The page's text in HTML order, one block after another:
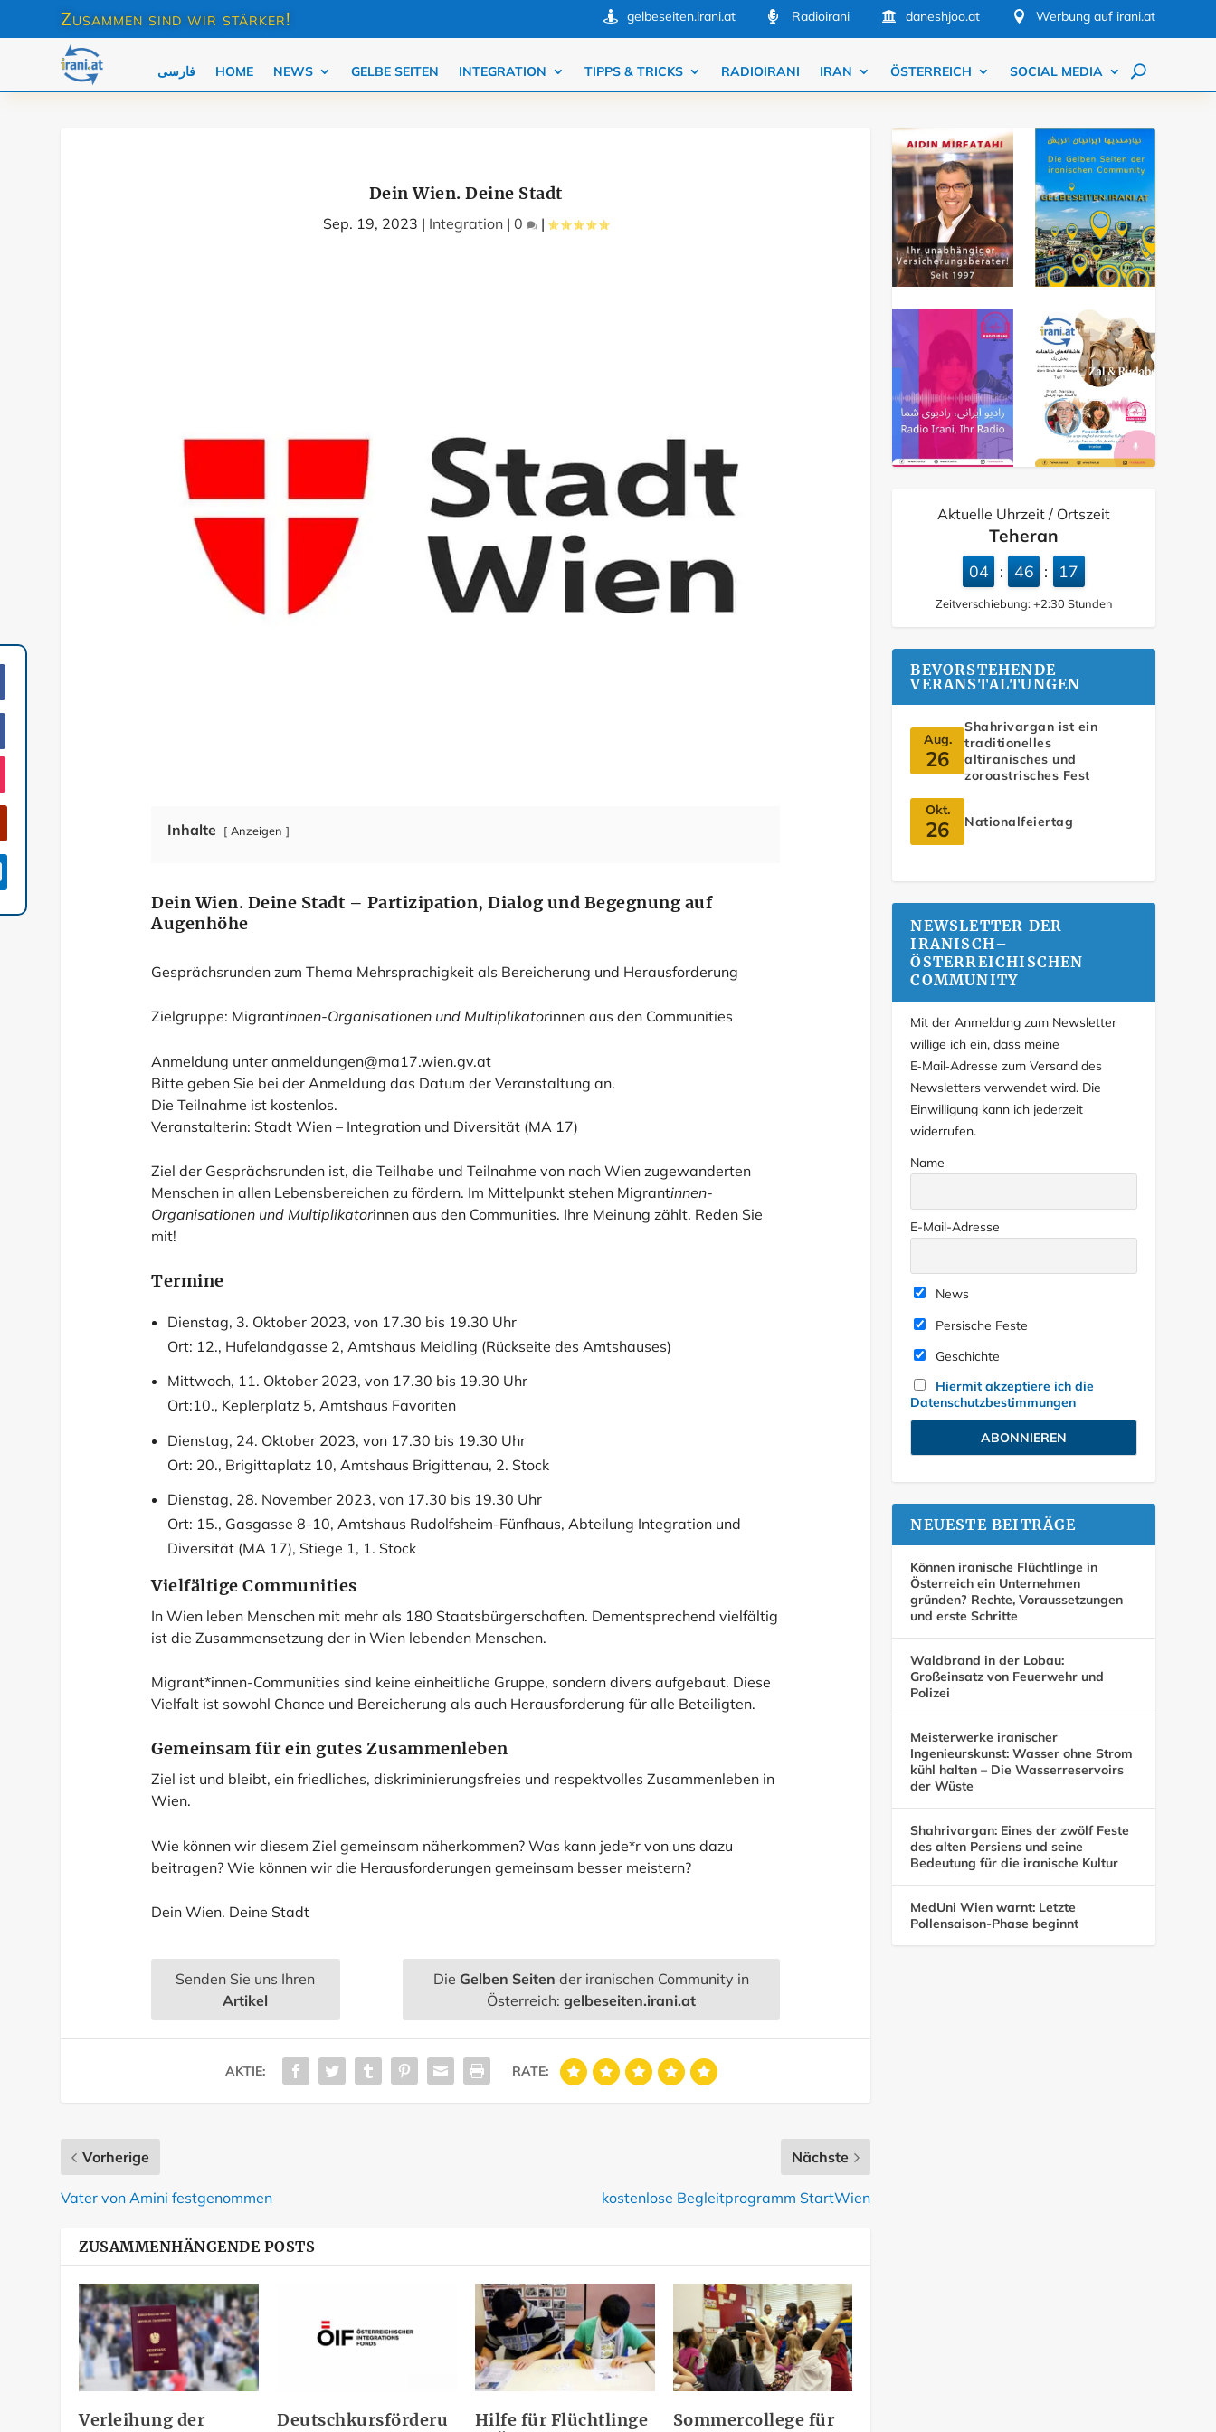
Zusammen sind wir stärker!  gelbeseiten.irani.at  Radioirani  daneshjoo.at  Werbung auf irani.at
فارسی HOME NEWS GELBE SEITEN INTEGRATION TIPPS & TRICKS RADIOIRANI IRAN ÖSTERREICH SOCIAL MEDIA
Dein Wien. Deine Stadt
Sep. 19, 2023 | Integration |0 |
Inhalte Anzeigen
Dein Wien. Deine Stadt – Partizipation, Dialog und Begegnung auf
Augenhöhe
Gesprächsrunden zum Thema Mehrsprachigkeit als Bereicherung und Herausforderung
Zielgruppe: Migrantinnen-Organisationen und Multiplikatorinnen aus den Communities
Anmeldung unteranmeldungen@ma17.wien.gv.at
Bitte geben Sie bei der Anmeldung das Datum der Veranstaltung an.
Die Teilnahme ist kostenlos.
Veranstalterin: Stadt Wien – Integration und Diversität (MA 17)
Ziel der Gesprächsrunden ist, die Teilhabe und Teilnahme von nach Wien zugewanderten
Menschen in allen Lebensbereichen zu fördern. Im Mittelpunkt stehen Migrantinnen-
Organisationen und Multiplikatorinnen aus den Communities. Ihre Meinung zählt. Reden Sie
mit!
Termine
Dienstag, 3. Oktober 2023, von 17.30 bis 19.30 Uhr
Ort: 12., Hufelandgasse 2, Amtshaus Meidling (Rückseite des Amtshauses)
Mittwoch, 11. Oktober 2023, von 17.30 bis 19.30 Uhr
Ort:10., Keplerplatz 5, Amtshaus Favoriten
Dienstag, 24. Oktober 2023, von 17.30 bis 19.30 Uhr
Ort: 20., Brigittaplatz 10, Amtshaus Brigittenau, 2. Stock
Dienstag, 28. November 2023, von 17.30 bis 19.30 Uhr
Ort: 15., Gasgasse 8-10, Amtshaus Rudolfsheim-Fünfhaus, Abteilung Integration und
Diversität (MA 17), Stiege 1, 1. Stock
Vielfältige Communities
In Wien leben Menschen mit mehr als 180 Staatsbürgerschaften. Dementsprechend vielfältig
ist die Zusammensetzung der in Wien lebenden Menschen.
Migrant*innen-Communities sind keine einheitliche Gruppe, sondern divers aufgebaut. Diese
Vielfalt ist sowohl Chance und Bereicherung als auch Herausforderung für alle Beteiligten.
Gemeinsam für ein gutes Zusammenleben
Ziel ist und bleibt, ein friedliches, diskriminierungsfreies und respektvolles Zusammenleben in
Wien.
Wie können wir diesem Ziel gemeinsam näherkommen? Was kann jede*r von uns dazu
beitragen? Wie können wir die Herausforderungen gemeinsam besser meistern?
Dein Wien. Deine Stadt
Senden Sie uns Ihren
Artikel
Die Gelben Seiten der iranischen Community in
Österreich:gelbeseiten.irani.at
AKTIE: RATE:
Vorherige
Vater von Amini festgenommen
Nächste
kostenlose Begleitprogramm StartWien
ZUSAMMENHÄNGENDE POSTS
Verleihung der
Deutschkursförderu
Hilfe für Flüchtlinge
Sommercollege für
Aktuelle Uhrzeit / Ortszeit
Teheran
04 : 46 : 18
Zeitverschiebung: +2:30 Stunden
BEVORSTEHENDE
VERANSTALTUNGEN
Aug.
26
Shahrivargan ist ein
traditionelles
altiranisches und
zoroastrisches Fest
Okt.
26 Nationalfeiertag
NEWSLETTER DER
IRANISCH–
ÖSTERREICHISCHEN
COMMUNITY
Mit der Anmeldung zum Newsletter
willige ich ein, dass meine
E‑Mail‑Adresse zum Versand des
Newsletters verwendet wird. Die
Einwilligung kann ich jederzeit
widerrufen.
Name
E-Mail-Adresse
News
Persische Feste
Geschichte
Hiermit akzeptiere ich die
Datenschutzbestimmungen
NEUESTE BEITRÄGE
Können iranische Flüchtlinge in
Österreich ein Unternehmen
gründen? Rechte, Voraussetzungen
und erste Schritte
Waldbrand in der Lobau:
Großeinsatz von Feuerwehr und
Polizei
Meisterwerke iranischer
Ingenieurskunst: Wasser ohne Strom
kühl halten – Die Wasserreservoirs
der Wüste
Shahrivargan: Eines der zwölf Feste
des alten Persiens und seine
Bedeutung für die iranische Kultur
MedUni Wien warnt: Letzte
Pollensaison-Phase beginnt